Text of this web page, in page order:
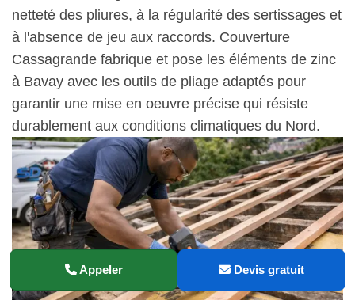
netteté des pliures, à la régularité des sertissages et
à l'absence de jeu aux raccords. Couverture
Cassagrande fabrique et pose les éléments de zinc
à Bavay avec les outils de pliage adaptés pour
garantir une mise en oeuvre précise qui résiste
durablement aux conditions climatiques du Nord.
Appeler Devis gratuit